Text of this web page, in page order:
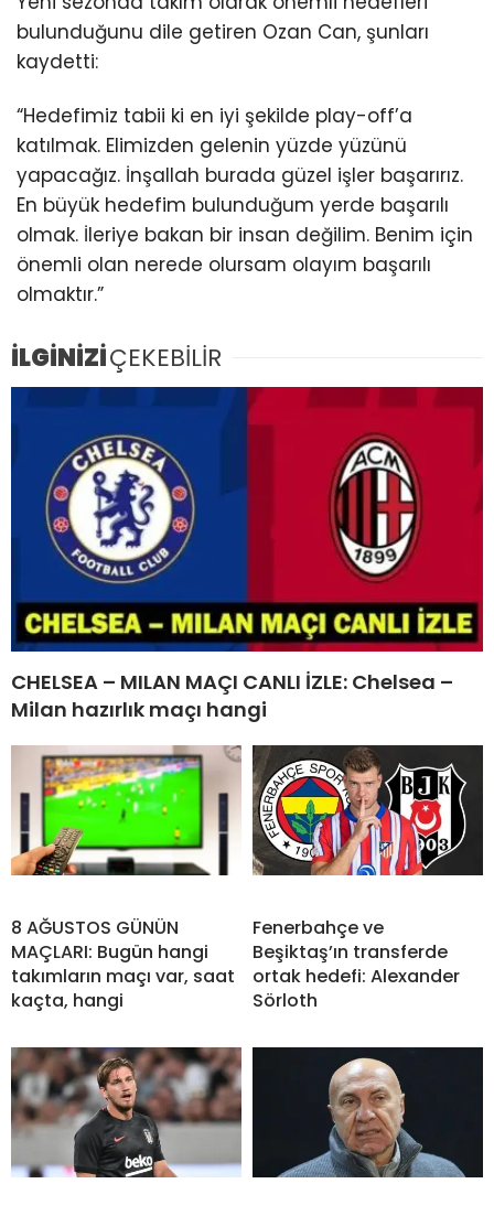
bulunduğunu dile getiren Ozan Can, şunları
kaydetti:
“Hedefimiz tabii ki en iyi şekilde play-off’a
katılmak. Elimizden gelenin yüzde yüzünü
yapacağız. İnşallah burada güzel işler başarırız.
En büyük hedefim bulunduğum yerde başarılı
olmak. İleriye bakan bir insan değilim. Benim için
önemli olan nerede olursam olayım başarılı
olmaktır.”
İLGİNİZİÇEKEBİLİR
CHELSEA – MILAN MAÇI CANLI İZLE: Chelsea –
Milan hazırlık maçı hangi
8 AĞUSTOS GÜNÜN
MAÇLARI: Bugün hangi
takımların maçı var, saat
kaçta, hangi
Fenerbahçe ve
Beşiktaş’ın transferde
ortak hedefi: Alexander
Sörloth